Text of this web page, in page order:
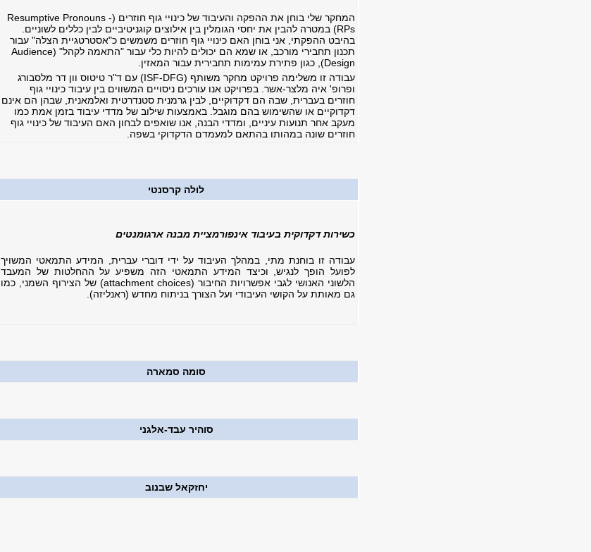
המחקר שלי בוחן את ההפקה והעיבוד של כינויי גוף חוזרים (Resumptive Pronouns -
RPs) במטרה להבין את יחסי הגומלין בין אילוצים קוגניטיביים לבין כללים לשוניים.
בהיבט ההפקתי, אני בוחן האם כינויי גוף חוזרים משמשים כ"אסטרטגיית הצלה" עבור
תכנון תחבירי מורכב, או שמא הם יכולים להיות כלי עבור "התאמה לקהל" (Audience
Design), כגון פתירת עמימות תחבירית עבור המאזין.
עבודה זו משלימה פרויקט מחקר משותף (ISF-DFG) עם ד"ר טיטוס וון דר מלסבורג
ופרופ' איה מלצר-אשר. בפרויקט אנו עורכים ניסויים המשווים בין עיבוד כינויי גוף
חוזרים בעברית, שבה הם דקדוקיים, לבין גרמנית סטנדרטית ואלמאנית, שבהן הם אינם
דקדוקיים או שהשימוש בהם מוגבל. באמצעות שילוב של מדדי עיבוד בזמן אמת כמו
מעקב אחר תנועות עיניים, ומדדי הבנה, אנו שואפים לבחון האם העיבוד של כינויי גוף
חוזרים שונה במהותו בהתאם למעמדם הדקדוקי בשפה.
לולה קרסנטי
כשירות דקדוקית בעיבוד אינפורמציית מבנה ארגומנטים
עבודה זו בוחנת מתי, במהלך העיבוד על ידי דוברי עברית, המידע התמאטי המשויך
לפועל הופך לנגיש, וכיצד המידע התמאטי הזה משפיע על ההחלטות של המעבד
הלשוני האנושי לגבי אפשרויות החיבור (attachment choices) של הצירוף השמני, כמו
גם מאותת על הקושי העיבודי ועל הצורך בניתוח מחדש (ראנליזה).
סומה סמארה
סוהיר עבד-אלגני
יחזקאל שבנוב